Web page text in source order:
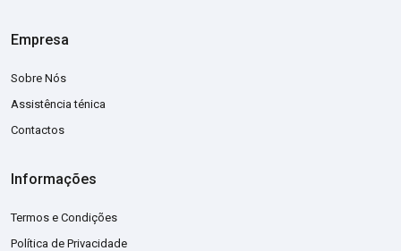
Empresa
Sobre Nós
Assistência ténica
Contactos
Informações
Termos e Condições
Política de Privacidade